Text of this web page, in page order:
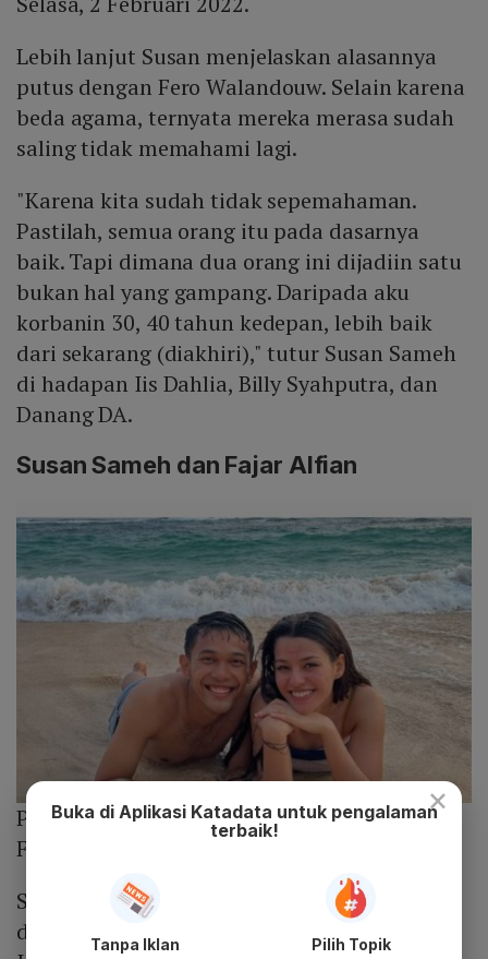
Lebih lanjut Susan menjelaskan alasannya
putus dengan Fero Walandouw. Selain karena
beda agama, ternyata mereka merasa sudah
saling tidak memahami lagi.
"Karena kita sudah tidak sepemahaman.
Pastilah, semua orang itu pada dasarnya
baik. Tapi dimana dua orang ini dijadiin satu
bukan hal yang gampang. Daripada aku
korbanin 30, 40 tahun kedepan, lebih baik
dari sekarang (diakhiri)," tutur Susan Sameh
di hadapan Iis Dahlia, Billy Syahputra, dan
Danang DA.
Susan Sameh dan Fajar Alfian
Photo :Instagram/@fajaralfian95
Fajar Alfian dan Susan Sameh
Sementara, baru-baru ini Susan Sameh
dikabarkan dekat dengan atlet bulu tangkis
×
Buka di Aplikasi Katadata untuk pengalaman
terbaik!
Tanpa Iklan Pilih Topik